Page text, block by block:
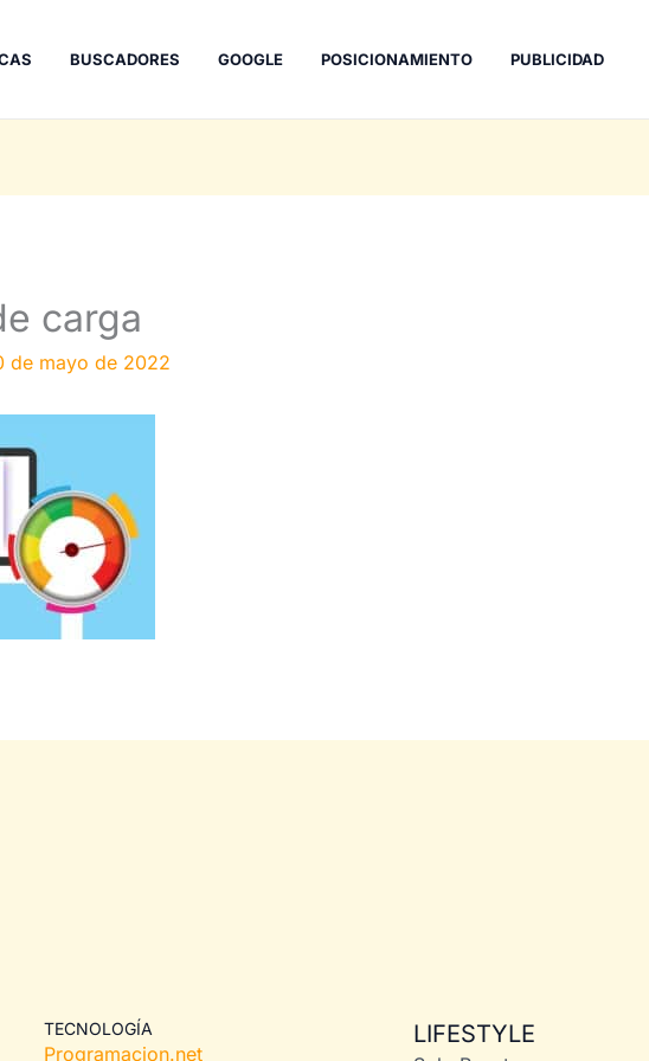
BUSCADORES GOOGLE POSICIONAMIENTO PUBLICIDAD
carga
de mayo de 2022
TECNOLOGÍA
Programacion.net
LIFESTYLE